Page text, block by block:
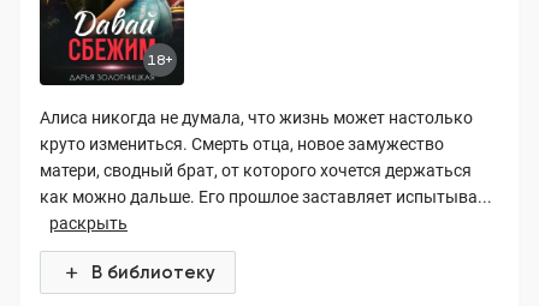
18+
Алиса никогда не думала, что жизнь может настолько
круто измениться. Смерть отца, новое замужество
матери, сводный брат, от которого хочется держаться
как можно дальше. Его прошлое заставляет испытыва...
раскрыть
В библиотеку